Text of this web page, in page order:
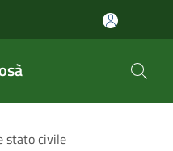
stato civile